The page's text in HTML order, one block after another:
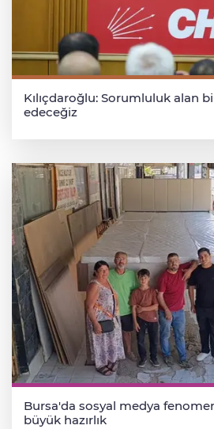
Kılıçdaroğlu: Sorumluluk alan
edeceğiz
Bursa'da sosyal medya
büyük hazırlık